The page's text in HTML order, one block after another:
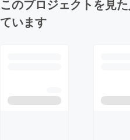
このプロジェクトを見
ています